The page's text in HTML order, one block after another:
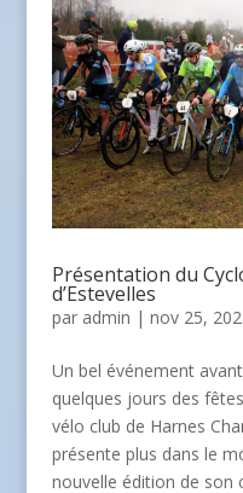
Présentation du
d’Estevelles
par admin | nov 25,
Un bel événement
quelques jours des
vélo club de Harnes
présente plus dans le
nouvelle édition de son